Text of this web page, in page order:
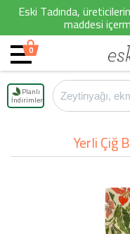
Eski Tadında,
maddesi
0
Planlı
İndirimler
Yerli Çiğ